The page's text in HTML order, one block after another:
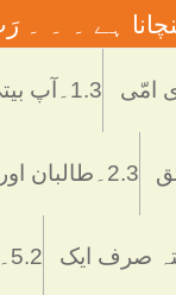
ہے ۔ ۔
1.3۔آپ بیتی
2.3۔طالبان اور پاکستان
5.2۔رُکن اور ستُون